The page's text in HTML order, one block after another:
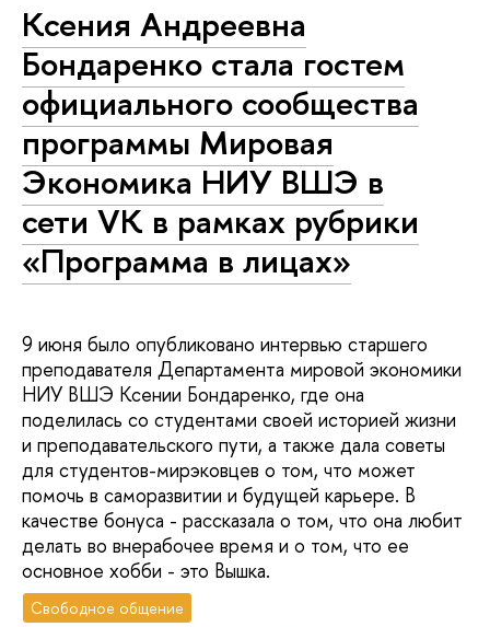
Ксения Андреевна
Бондаренко стала гостем
официального сообщества
программы Мировая
Экономика НИУ ВШЭ в
сети VK в рамках рубрики
«Программа в лицах»
9 июня было опубликовано интервью старшего
преподавателя Департамента мировой экономики
НИУ ВШЭ Ксении Бондаренко, где она
поделилась со студентами своей историей жизни
и преподавательского пути, а также дала советы
для студентов-мирэковцев о том, что может
помочь в саморазвитии и будущей карьере. В
качестве бонуса - рассказала о том, что она любит
делать во внерабочее время и о том, что ее
основное хобби - это Вышка.
Свободное общение